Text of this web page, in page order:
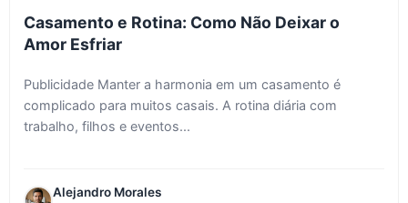
Casamento e Rotina: Como Não Deixar o
Amor Esfriar
Publicidade Manter a harmonia em um casamento é
complicado para muitos casais. A rotina diária com
trabalho, filhos e eventos...
Alejandro Morales